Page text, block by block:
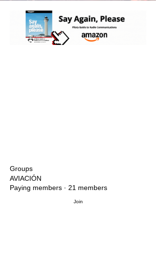
Groups
AVIACIÓN
Paying members · 21 members
Join